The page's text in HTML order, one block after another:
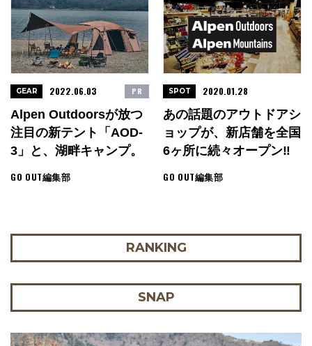
Alpen Outdoorsが放つ
注目の新テント「AOD-
3」と、湖畔キャンプ。
GO OUT編集部
GEAR 2022.06.03 PR
あの話題のアウトドアシ
ョップが、新店舗を全国
6ヶ所に続々オープン‼︎
GO OUT編集部
SPOT 2020.01.28
RANKING
SNAP